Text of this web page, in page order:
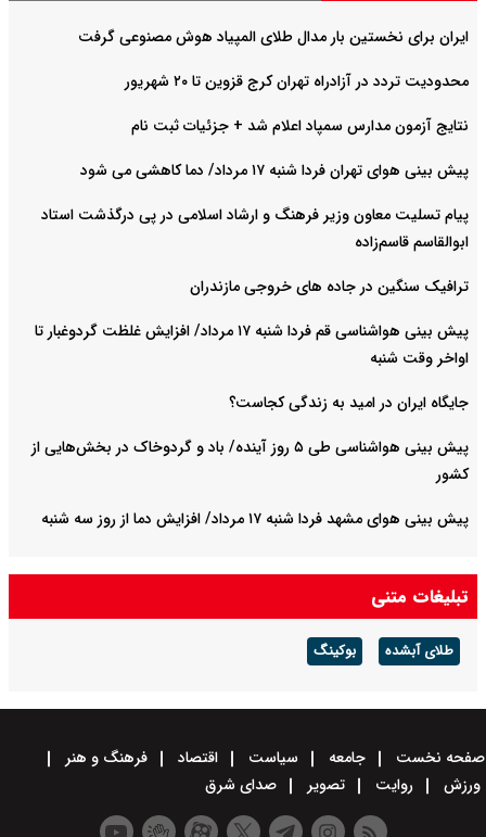
ایران برای نخستین بار مدال طلای المپیاد هوش مصنوعی گرفت
محدودیت تردد در آزادراه تهران کرج قزوین تا ۲۰ شهریور
نتایج آزمون مدارس سمپاد اعلام شد + جزئیات ثبت نام
پیش بینی هوای تهران فردا شنبه ۱۷ مرداد/ دما کاهشی می شود
پیام تسلیت معاون وزیر فرهنگ و ارشاد اسلامی در پی درگذشت استاد
ابوالقاسم قاسم‌زاده
ترافیک سنگین در جاده های خروجی مازندران
پیش بینی هواشناسی قم فردا شنبه ۱۷ مرداد/ افزایش غلظت گردوغبار تا
اواخر وقت شنبه
جایگاه ایران در امید به زندگی کجاست؟
پیش بینی هواشناسی طی ۵ روز آینده/ باد و گردوخاک در بخش‌هایی از
کشور
پیش بینی هوای مشهد فردا شنبه ۱۷ مرداد/ افزایش دما از روز سه شنبه
تبلیغات متنی
طلای آبشده بوکینگ
صفحه نخست جامعه سیاست اقتصاد
فرهنگ و هنر
ورزش
روایت تصویر صدای شرق